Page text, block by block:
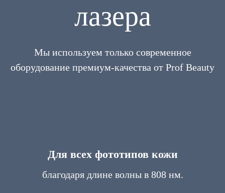
лазера
Мы используем только современное
оборудование премиум-качества от Prof Beauty
Для всех фототипов кожи
благодаря длине волны в 808 нм.